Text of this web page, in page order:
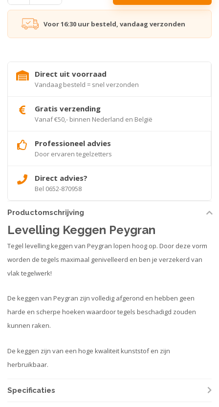
Voor 16:30 uur besteld, vandaag verzonden
Direct uit voorraad
Vandaag besteld = snel verzonden
Gratis verzending
Vanaf €50,- binnen Nederland en België
Professioneel advies
Door ervaren tegelzetters
Direct advies?
Bel 0652-870958
Productomschrijving
Levelling Keggen Peygran
Tegel levelling keggen van Peygran lopen hoog op. Door deze vorm
worden de tegels maximaal genivelleerd en ben je verzekerd van
vlak tegelwerk!
De keggen van Peygran zijn volledig afgerond en hebben geen
harde en scherpe hoeken waardoor tegels beschadigd zouden
kunnen raken.
De keggen zijn van een hoge kwaliteit kunststof en zijn
herbruikbaar.
Specificaties